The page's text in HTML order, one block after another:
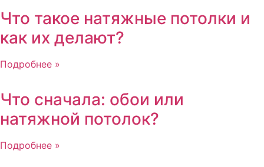
Что такое натяжные потолки и
как их делают?
Подробнее »
Что сначала: обои или
натяжной потолок?
Подробнее »